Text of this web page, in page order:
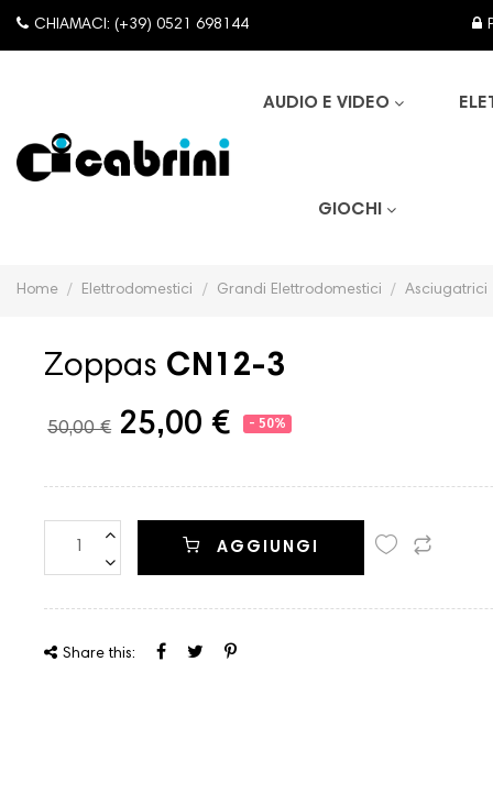
CHIAMACI: (+39) 0521 698144
AUDIO E VIDEO
GIOCHI
Home Elettrodomestici Grandi Elettrodomestici Asciugatrici
Zoppas CN12-3
50,00 € 25,00 € - 50%
AGGIUNGI
Share this: